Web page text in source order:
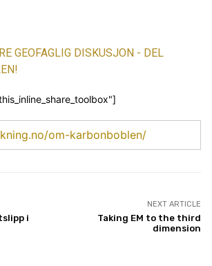
GEOFAGLIG DISKUSJON - DEL
om-karbonboblen/
i
NEXT ARTICLE
Taking EM to the third
dimension